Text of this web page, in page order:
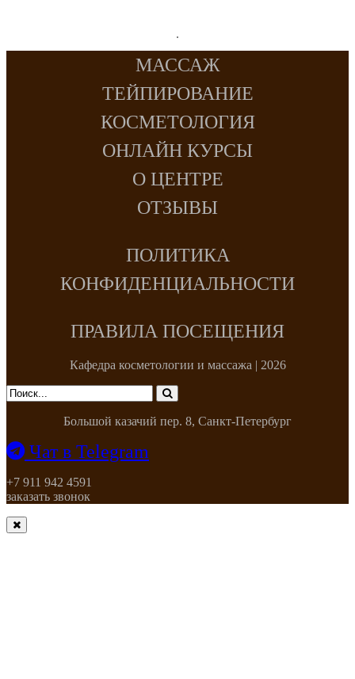
МАССАЖ
ТЕЙПИРОВАНИЕ
КОСМЕТОЛОГИЯ
ОНЛАЙН КУРСЫ
О ЦЕНТРЕ
ОТЗЫВЫ
ПОЛИТИКА
КОНФИДЕНЦИАЛЬНОСТИ
ПРАВИЛА ПОСЕЩЕНИЯ
Кафедра косметологии и массажа | 2026
Большой казачий пер. 8, Санкт-Петербург
Чат в Telegram
+7 911 942 4591
заказать звонок